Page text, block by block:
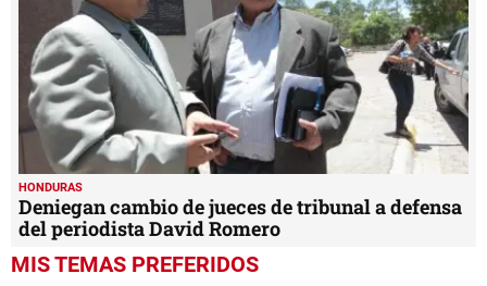
HONDURAS
Deniegan cambio de jueces de tribunal a defensa
del periodista David Romero
MIS TEMAS PREFERIDOS